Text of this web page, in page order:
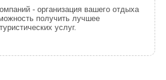
- организация вашего отдыха
получить лучшее
услуг.